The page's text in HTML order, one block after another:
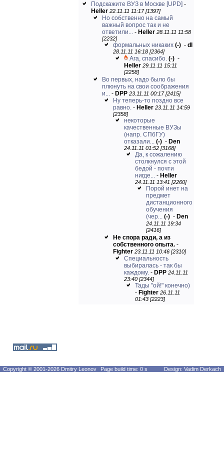
Подскажите ВУЗ в Москве [UPD] -
Heller 22.11.11 11:17 [1397]
Но собственно на самый
важный вопрос так и не
ответили... - Heller 28.11.11 11:58
[2232]
формальных никаких (-) - dl
28.11.11 16:18 [2364]
Ага, спасибо. (-) -
Heller 29.11.11 15:11
[2258]
Во первых, надо было бы
плюнуть на свои соображения
и... - DPP 23.11.11 00:17 [2415]
Ну теперь-то поздно все
равно. - Heller 23.11.11 14:59
[2358]
некоторые
качественные ВУЗы
(напр. СПбГУ)
отказали... (-) - Den
24.11.11 01:52 [3168]
Да, к сожалению
столкнулся с этой
бедой - почти
нигде... - Heller
24.11.11 13:41 [2260]
Порой инет на
предмет
дистанционного
обучения
(чер... (-) - Den
24.11.11 19:34
[2416]
Не спора ради, а из
собственного опыта. -
Fighter 23.11.11 10:46 [2310]
Специальность
выбиралась - так бы
каждому. - DPP 24.11.11
23:40 [2344]
Тады "ой!" конечно)
- Fighter 26.11.11
01:43 [2223]
Copyright © 2001-2026 Dmitry Leonov Page build time: 0 s Design: Vadim Derkach